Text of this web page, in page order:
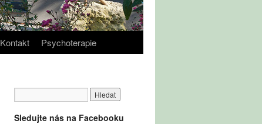
Kontakt Psychoterapie
Sledujte nás na Facebooku